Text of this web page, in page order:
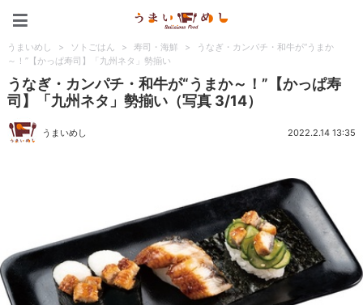
うまいめし > ソトごはん > 寿司・海鮮 >
うなぎ・カンパチ・和牛が“うまか
～！”【かっぱ寿司】「九州ネタ」勢揃い
うなぎ・カンパチ・和牛が“うまか～！”【かっぱ寿
司】「九州ネタ」勢揃い（写真 3/14）
うまいめし 2022.2.14 13:35